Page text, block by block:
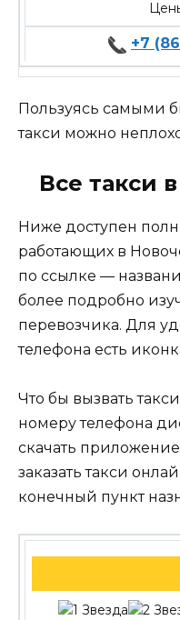
+7
Пользуясь
такси можно
Все такси
Ниже доступен
работающих в
по ссылке —
более подробно
перевозчика. Для
телефона есть
Что бы вызвать
номеру телефона
скачать
заказать такси
конечный пункт